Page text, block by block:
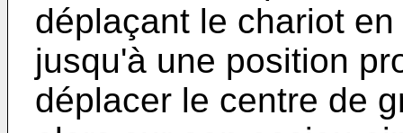
déplaçant le chariot
jusqu'à une position
déplacer le centre de